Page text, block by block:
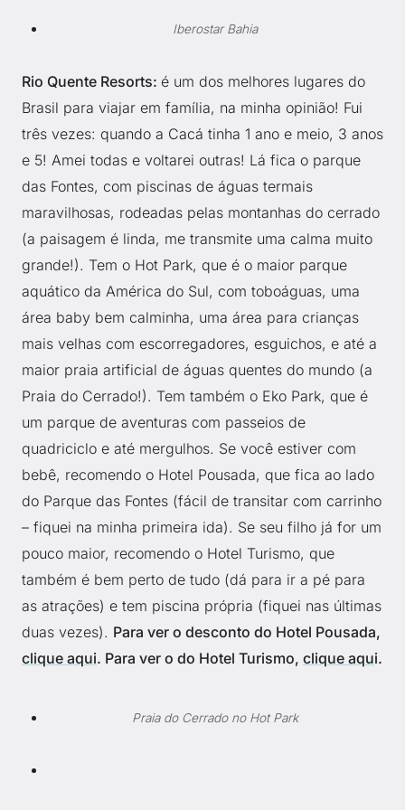
Iberostar Bahia
Rio Quente Resorts: é um dos melhores lugares do
Brasil para viajar em família, na minha opinião! Fui
três vezes: quando a Cacá tinha 1 ano e meio, 3 anos
e 5! Amei todas e voltarei outras! Lá fica o parque
das Fontes, com piscinas de águas termais
maravilhosas, rodeadas pelas montanhas do cerrado
(a paisagem é linda, me transmite uma calma muito
grande!). Tem o Hot Park, que é o maior parque
aquático da América do Sul, com toboáguas, uma
área baby bem calminha, uma área para crianças
mais velhas com escorregadores, esguichos, e até a
maior praia artificial de águas quentes do mundo (a
Praia do Cerrado!). Tem também o Eko Park, que é
um parque de aventuras com passeios de
quadriciclo e até mergulhos. Se você estiver com
bebê, recomendo o Hotel Pousada, que fica ao lado
do Parque das Fontes (fácil de transitar com carrinho
– fiquei na minha primeira ida). Se seu filho já for um
pouco maior, recomendo o Hotel Turismo, que
também é bem perto de tudo (dá para ir a pé para
as atrações) e tem piscina própria (fiquei nas últimas
duas vezes). Para ver o desconto do Hotel Pousada,
clique aqui. Para ver o do Hotel Turismo, clique aqui.
Praia do Cerrado no Hot Park